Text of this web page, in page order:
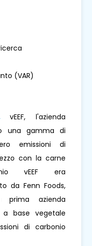
(VAR)
vEEF, l'azienda
una gamma di
emissioni di
con la carne
vEEF era
da Fenn Foods,
azienda
base vegetale
di carbonio